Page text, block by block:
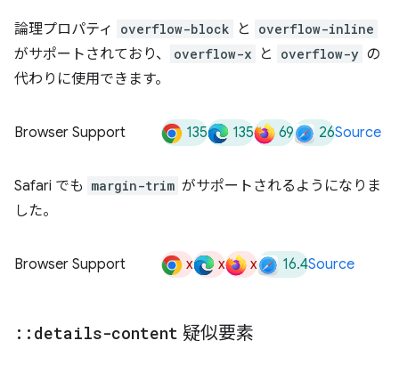
論理プロパティ overflow-block と overflow-inline
がサポートされており、 overflow-x と overflow-y の
代わりに使用できます。
Browser Support 135 135 69 26Source
Safari でも margin-trim がサポートされるようになりま
した。
Browser Support x x x 16.4Source
:: details-content 疑似要素